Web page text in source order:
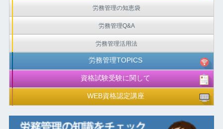
労務管理の知恵袋
労務管理Q&A
労務管理活用法
労務管理TOPICS
資格試験受験に関して
WEB資格認定講座